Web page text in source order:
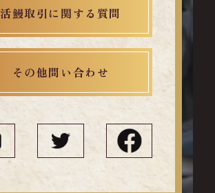
活鰻取引に関する質問
その他問い合わせ